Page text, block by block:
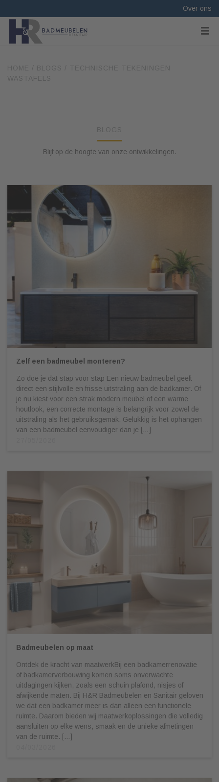
Over ons
HOME BLOGS
TECHNISCHE TEKENINGEN
WASTAFELS
BLOGS
Blijf op de hoogte van onze ontwikkelingen.
Zelf een badmeubel monteren?
Zo doe je dat stap voor stap Een nieuw badmeubel geeft
direct een stijlvolle en frisse uitstraling aan de badkamer. Of
je nu kiest voor een strak modern meubel of een warme
houtlook, een correcte montage is belangrijk voor zowel de
uitstraling als het gebruiksgemak. Gelukkig is het ophangen
van een badmeubel eenvoudiger dan je […]
Badmeubelen op maat
Ontdek de kracht van maatwerkBij een badkamerrenovatie
of badkamerverbouwing komen soms onverwachte
uitdagingen kijken, zoals een schuin plafond, nisjes of
afwijkende maten. Bij H&R Badmeubelen en Sanitair geloven
we dat een badkamer meer is dan alleen een functionele
ruimte. Daarom bieden wij maatwerkoplossingen die volledig
aansluiten op elke wens, smaak en de unieke afmetingen
van de ruimte. […]